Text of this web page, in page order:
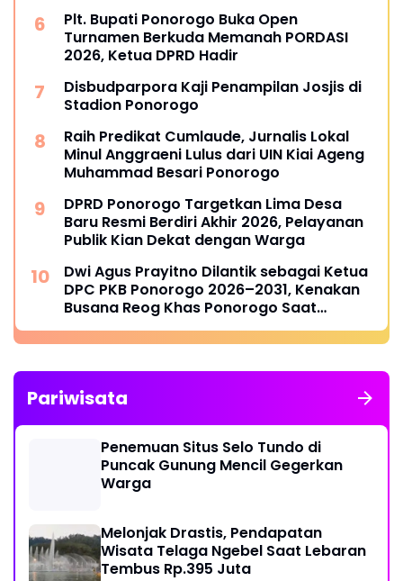
Plt. Bupati Ponorogo Buka Open
Turnamen Berkuda Memanah PORDASI
2026, Ketua DPRD Hadir
Disbudparpora Kaji Penampilan Josjis di
Stadion Ponorogo
Raih Predikat Cumlaude, Jurnalis Lokal
Minul Anggraeni Lulus dari UIN Kiai Ageng
Muhammad Besari Ponorogo
DPRD Ponorogo Targetkan Lima Desa
Baru Resmi Berdiri Akhir 2026, Pelayanan
Publik Kian Dekat dengan Warga
Dwi Agus Prayitno Dilantik sebagai Ketua
DPC PKB Ponorogo 2026–2031, Kenakan
Busana Reog Khas Ponorogo Saat
Pelantikan
Pariwisata
Penemuan Situs Selo Tundo di
Puncak Gunung Mencil Gegerkan
Warga
Melonjak Drastis, Pendapatan
Wisata Telaga Ngebel Saat Lebaran
Tembus Rp.395 Juta